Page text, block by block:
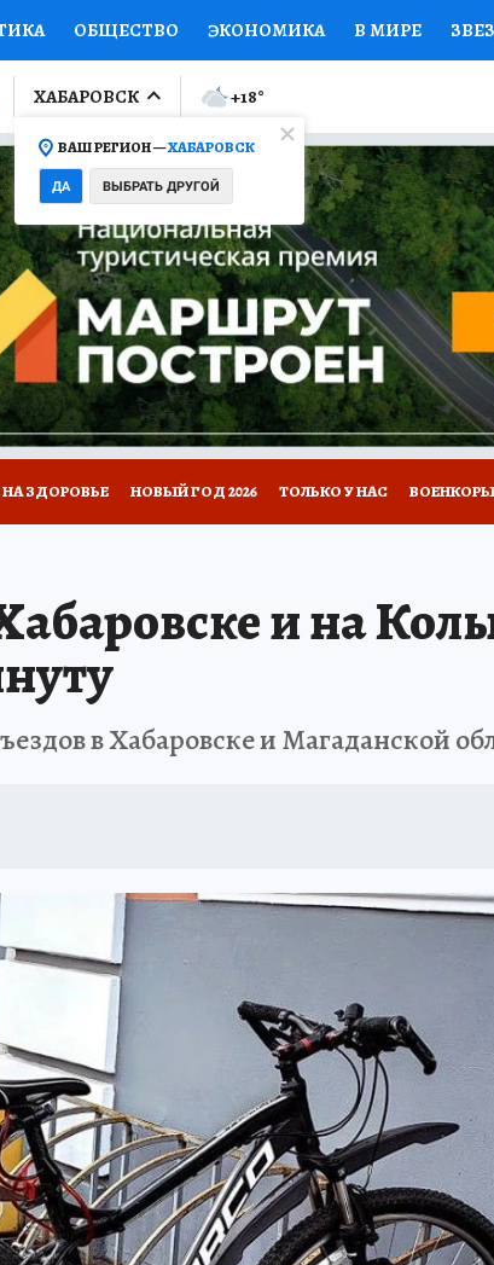
ОБЩЕСТВО ЭКОНОМИКА В МИРЕ
ПРОИСШЕСТВИЯ НАЦИОНАЛЬНЫЕ
ОТКРЫВАЕМ МИР Я ЗНАЮ СЕМЬЯ
ПРОМОКОДЫ СЕРИАЛЫ СПЕЦПРОЕКТЫ
КОЛЛЕКЦИИ КОНКУРСЫ РЕКЛАМА
САЙТЕ
ХАБАРОВСК
ВАШ РЕГИОН —ХАБАРОВСК
ДА ВЫБРАТЬ ДРУГОЙ
+18°
НА ЗДОРОВЬЕ НОВЫЙ ГОД 2026 ТОЛЬКО У НАС ВОЕНКОРЫ
РОССИЯ 167 ЛЕТ ХАБАРОВСКУ ПРОИСШЕСТВИЯ
и на
в Хабаровске и Магаданской